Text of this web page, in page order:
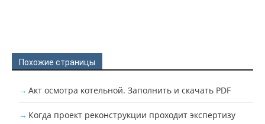
Похожие страницы
Акт осмотра котельной. Заполнить и скачать PDF
Когда проект реконструкции проходит экспертизу